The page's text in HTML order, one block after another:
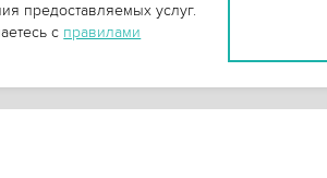
предоставляемых услуг.
с правилами